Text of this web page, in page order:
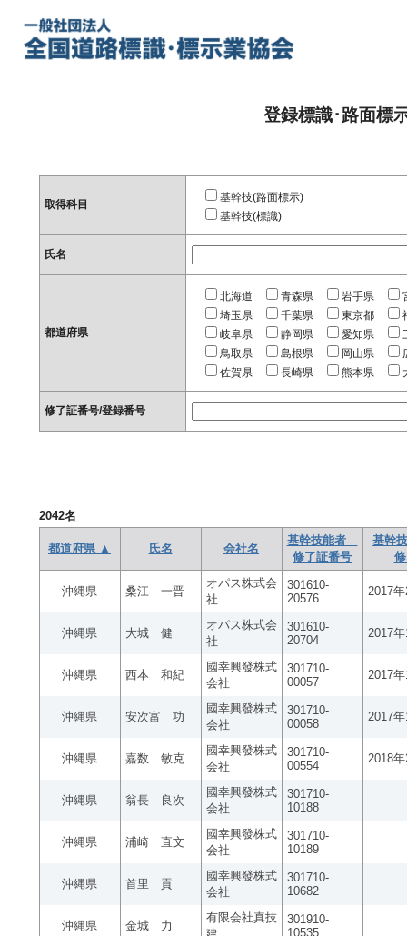
登録標識･路面標
取得科目
基幹技(路面標示)
基幹技(標識)
氏名
都道府県
北海道 青森県 岩手県
埼玉県
千葉県 東京都
岐阜県
静岡県 愛知県
鳥取県
島根県 岡山県
佐賀県
長崎県 熊本県
修了証番号/登録番号
2042名
都道府県 ▲ 氏名 会社名
基幹技能者
修了証番号
基幹
沖縄県 桑江 一晋
オパス株式会
社
301610-
20576
2017
沖縄県 大城 健
オパス株式会
社
301610-
20704
2017
沖縄県 西本 和紀
國幸興發株式
会社
301710-
00057
2017
沖縄県 安次富 功
國幸興發株式
会社
301710-
00058
2017
沖縄県 嘉数 敏克
國幸興發株式
会社
301710-
00554
2018
沖縄県 翁長 良次
國幸興發株式
会社
301710-
10188
沖縄県 浦崎 直文
國幸興發株式
会社
301710-
10189
沖縄県 首里 貢
國幸興發株式
会社
301710-
10682
沖縄県 金城 力
有限会社真技
301910-
10535